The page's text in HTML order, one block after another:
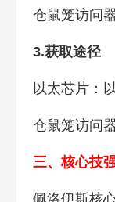
仓鼠笼访问
3.获取途径
以太芯片：
仓鼠笼访问
三、核心技